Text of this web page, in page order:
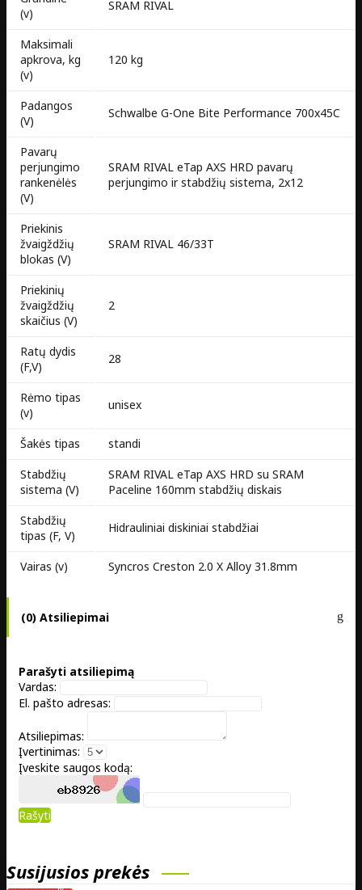
(v)
SRAM RIVAL
Maksimali
apkrova, kg
(v)
120 kg
Padangos
(V)
Schwalbe G-One Bite Performance 700x45C
Pavarų
perjungimo
rankenėlės
(V)
SRAM RIVAL eTap AXS HRD pavarų
perjungimo ir stabdžių sistema, 2x12
Priekinis
žvaigždžių
blokas (V)
SRAM RIVAL 46/33T
Priekinių
žvaigždžių
skaičius (V)
2
Ratų dydis
(F,V)
28
Rėmo tipas
(v)
unisex
Šakės tipas
standi
Stabdžių
sistema (V)
SRAM RIVAL eTap AXS HRD su SRAM
Paceline 160mm stabdžių diskais
Stabdžių
tipas (F, V)
Hidrauliniai diskiniai stabdžiai
Vairas (v) Syncros Creston 2.0 X Alloy 31.8mm
(0) Atsiliepimai
Parašyti atsiliepimą
Vardas:
El. pašto adresas:
Atsiliepimas:
Įvertinimas:
Įveskite saugos kodą:
Rašyti
Susijusios prekės